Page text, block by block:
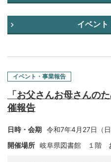
イベン
イベント・事業報告
「お父さんお母さんの
催報告
日時・会期 令和7年4月27日（
開催場所 岐阜県図書館 １階